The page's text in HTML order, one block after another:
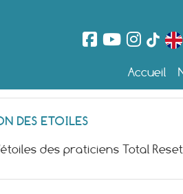
Accueil
DES ETOILES
des praticiens Total